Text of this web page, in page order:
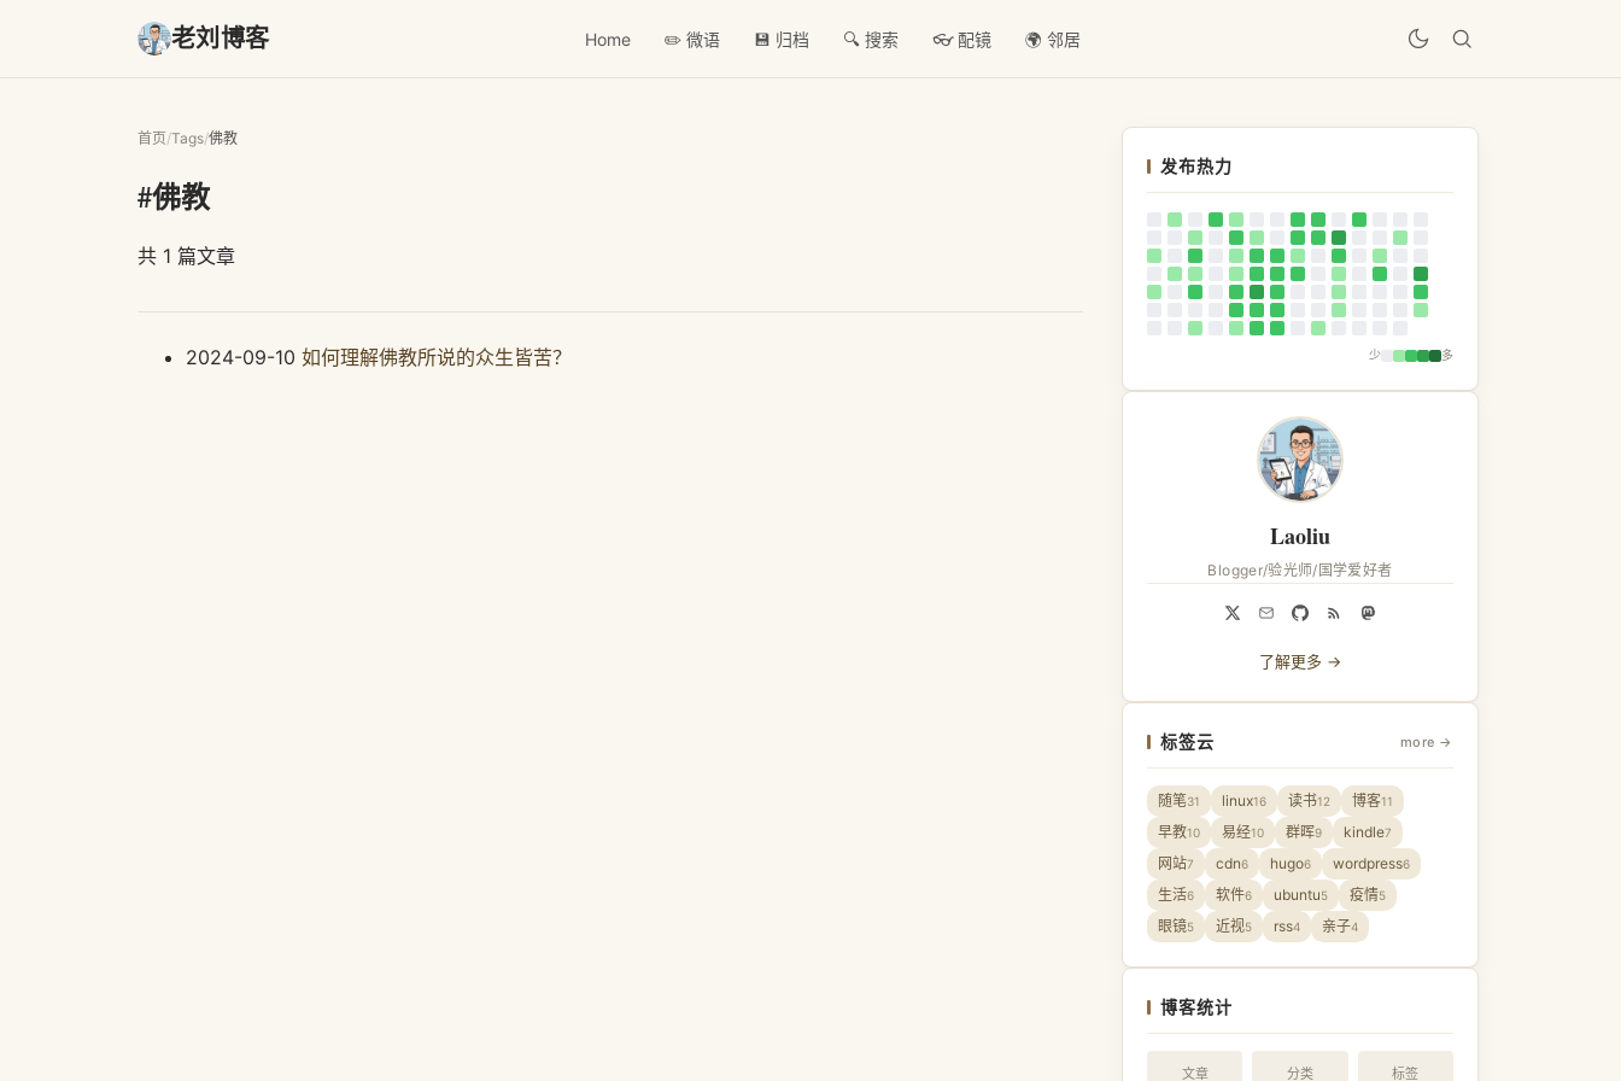
老刘博客 Home ✏️ 微语 💾 归档 🔍 搜索 👓 配镜 🌍 邻居
首页/Tags/佛教
#佛教
共 1 篇文章
2024-09-10 如何理解佛教所说的众生皆苦？
发布热力
少 多
Laoliu
Blogger/验光师/国学爱好者
了解更多 →
标签云 more →
随笔31 linux16 读书12 博客11
早教10 易经10 群晖9 kindle7
网站7 cdn6 hugo6 wordpress6
生活6 软件6 ubuntu5 疫情5
眼镜5 近视5 rss4 亲子4
博客统计
文章 分类 标签